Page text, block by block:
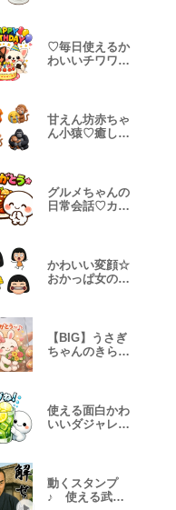
♡毎日使えるか
わいいチワワの
甘えん坊赤ちゃ
ん小猿♡癒し子
グルメちゃんの
日常会話♡カラ
かわいい変顔☆
おかっぱ女の子
【BIG】うさぎ
ちゃんのきらき
使える面白かわ
いいダジャレス
動くスタンプ
♪ 使える武